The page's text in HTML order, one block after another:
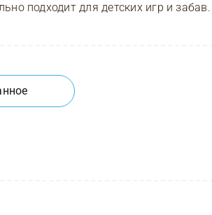
подходит для детских игр и забав.